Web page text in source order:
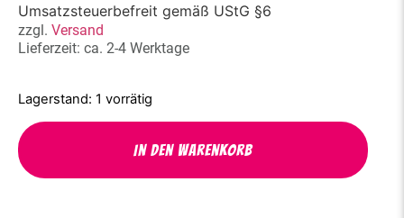
Umsatzsteuerbefreit gemäß UStG §6
zzgl. Versand
Lieferzeit: ca. 2-4 Werktage
1 vorrätig
In den Warenkorb